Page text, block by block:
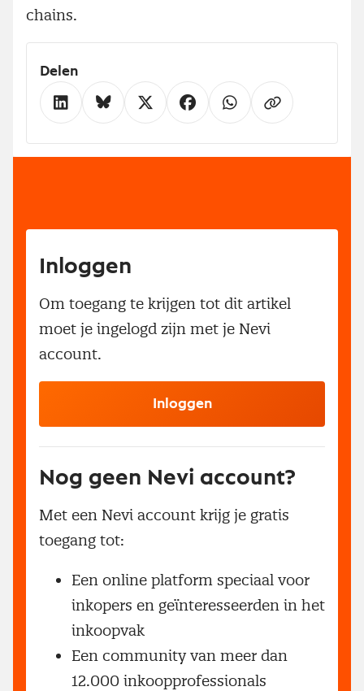
chains.
Delen
Inloggen
Om toegang te krijgen tot dit artikel
moet je ingelogd zijn met je Nevi
account.
Inloggen
Nog geen Nevi account?
Met een Nevi account krijg je gratis
toegang tot:
Een online platform speciaal voor
inkopers en geïnteresseerden in het
inkoopvak
Een community van meer dan
12.000 inkoopprofessionals